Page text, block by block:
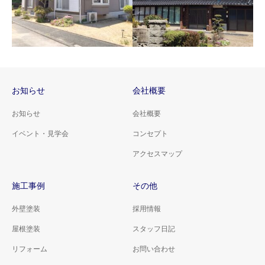
塗装工事 玄関ドア取替
工事
お知らせ
お知らせ
イベント・見学会
会社概要
会社概要
コンセプト
アクセスマップ
施工事例
外壁塗装
屋根塗装
リフォーム
その他
採用情報
スタッフ日記
お問い合わせ